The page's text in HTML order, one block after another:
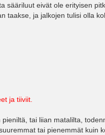
sääriluut eivät ole erityisen
taakse, ja jalkojen tulisi olla
ja tiiviit.
tai liian matalilta,
tai pienemmät kuin